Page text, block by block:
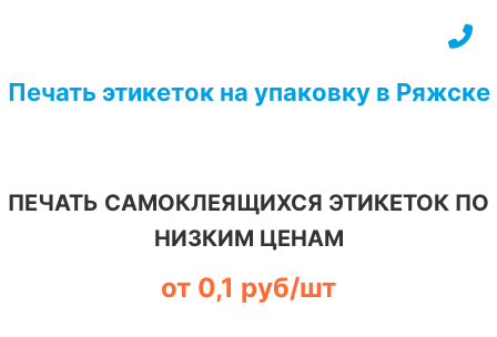
Печать этикеток на упаковку в Ряжске
ПЕЧАТЬ САМОКЛЕЯЩИХСЯ ЭТИКЕТОК ПО
НИЗКИМ ЦЕНАМ
от 0,1 руб/шт